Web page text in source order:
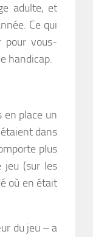
adulte, et
Ce qui
pour vous-
handicap.
en place un
dans
plus
jeu (sur les
où en était
du jeu – a